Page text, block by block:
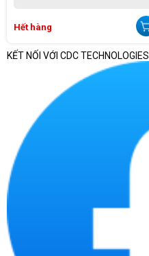
Hết hàng
KẾT NỐI VỚI CDC TECHNOLOGIES